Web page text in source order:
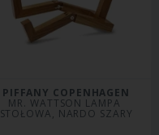
PIFFANY COPENHAGEN
MR. WATTSON LAMPA
STOŁOWA, NARDO SZARY